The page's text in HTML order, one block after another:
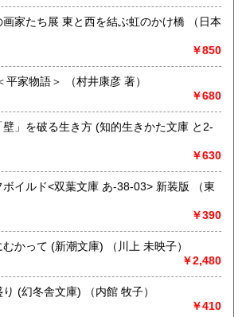
300円
太郎線(吉備線)
、書籍だけでなくCD、DVD、レコード、
骨董品まであらゆるものの買い取りがで
日本全国買取にお伺いいたします。お気軽
ャー、古書一般（その他）
たち展 東と西を結ぶ虹のかけ橋 （日本
￥850
平家物語の世界 ＜平家物語＞ （村井康彦 著）
￥680
」を破る生き方 (知的生きかた文庫 と2-
￥630
イルド<双葉文庫 あ-38-03> 新装版 （東
￥390
すべてはあの謎にむかって (新潮文庫) （川上 未映子）
￥2,480
女盛りは腹立ち盛り (幻冬舎文庫) （内館 牧子）
￥410